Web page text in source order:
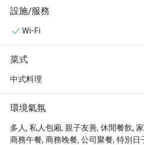
・在這裡，您可以品嚐到精緻的點心
及各式經典粵式菜餚。必嚐招牌菜包
飯和蒜蓉蒸蝦。Liu 更以其卓越的服務
・立即透過 Eatigo 預訂 Liu @ Conrad
可享受高達 5 折的超值優惠！品嚐美
餐體驗。
設施/服務
Wi-Fi
菜式
中式料理
環境氣氛
多人, 私人包廂, 親子友善, 休閒餐飲,
商務午餐, 商務晚餐, 公司聚餐, 特別日